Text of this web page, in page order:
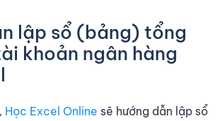
lập sổ (bảng) tổng
khoản ngân hàng
Học Excel Online sẽ hướng dẫn lập sổ